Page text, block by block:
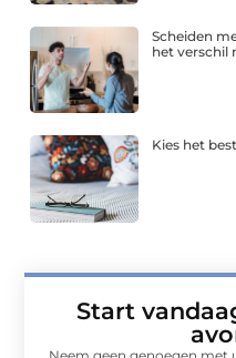
Scheiden
het verschil
Kies het
Start